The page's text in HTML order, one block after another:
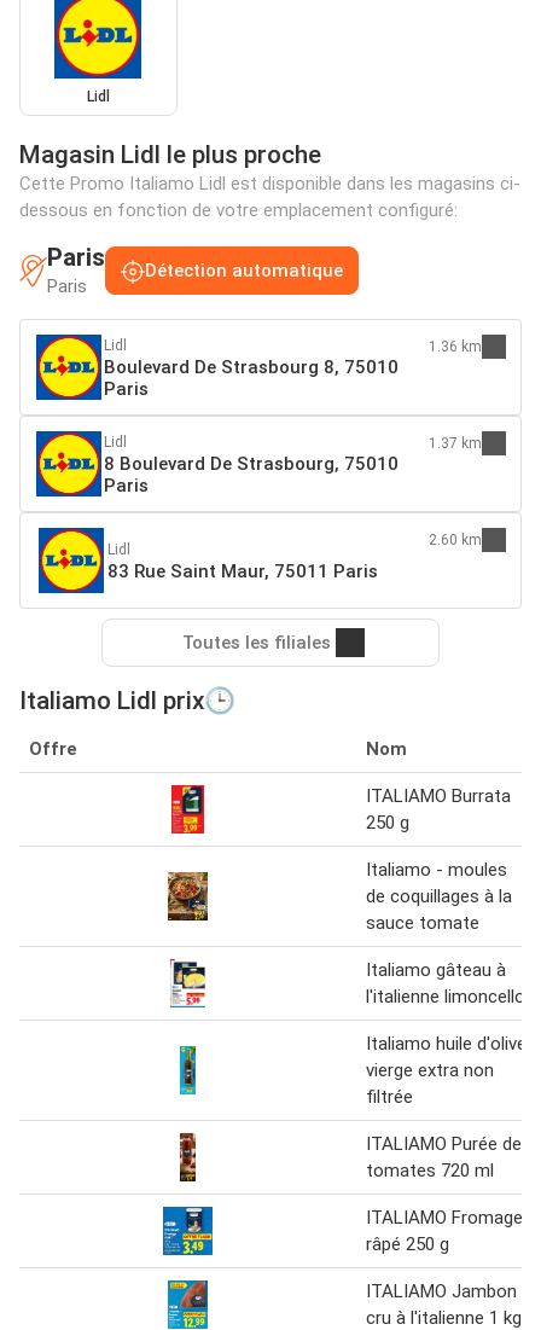
Lidl
Magasin Lidl le plus proche
Cette Promo Italiamo Lidl est disponible dans les magasins ci-
dessous en fonction de votre emplacement configuré:
Paris
Paris
Détection automatique
Lidl
Boulevard De Strasbourg 8, 75010
Paris
1.36 km
Lidl
8 Boulevard De Strasbourg, 75010
Paris
1.37 km
Lidl
83 Rue Saint Maur, 75011 Paris
2.60 km
Toutes les filiales
Italiamo Lidl prix🕒
Offre Nom
ITALIAMO Burrata
250 g
Italiamo - moules
de coquillages à la
sauce tomate
Italiamo gâteau à
l'italienne limoncello
Italiamo huile d'olive
vierge extra non
filtrée
ITALIAMO Purée de
tomates 720 ml
ITALIAMO Fromage
râpé 250 g
ITALIAMO Jambon
cru à l'italienne 1 kg